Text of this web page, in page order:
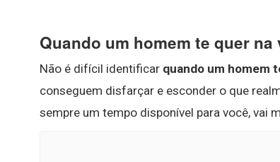
Quando um homem te quer na
Não é difícil identificar quando um homem
conseguem disfarçar e esconder o que
sempre um tempo disponível para você, vai